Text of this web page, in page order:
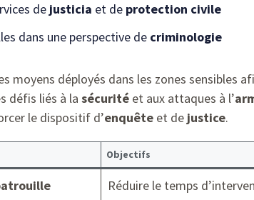
de justicia et de protection civile
dans une perspective de criminologie
moyens déployés dans les zones sensibles
défis liés à la sécurité et aux attaques à l’
le dispositif d’enquête et de justice.
Objectifs
Réduire le temps